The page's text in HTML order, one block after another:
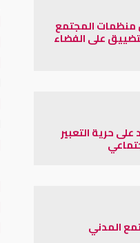
منظمات المجتمع
على الفضاء
حرية التعبير
المدني